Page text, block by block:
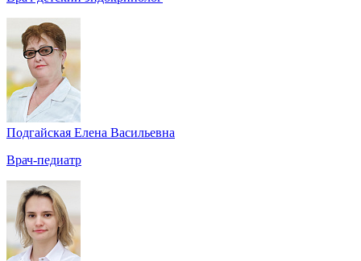
Подгайская Елена Васильевна
Врач-педиатр